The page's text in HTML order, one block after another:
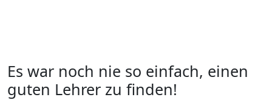
Es war noch nie so einfach, einen
guten Lehrer zu finden!